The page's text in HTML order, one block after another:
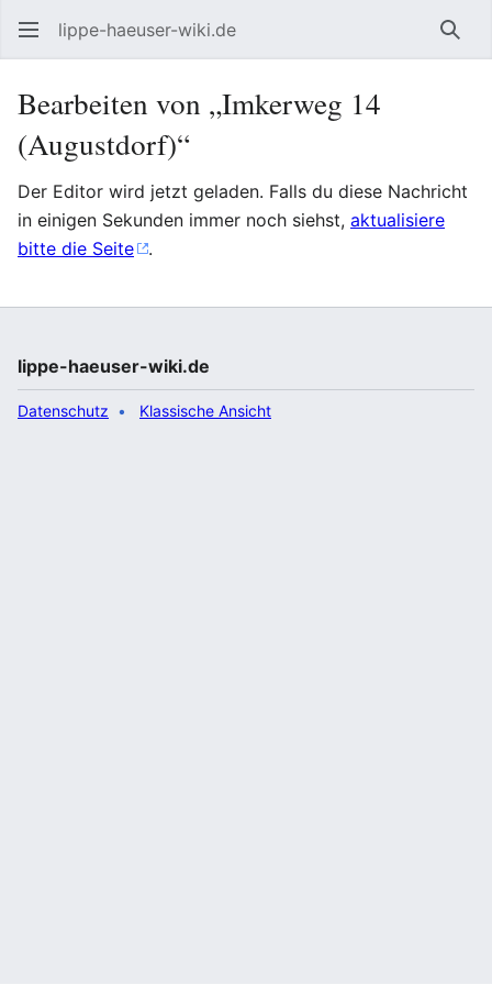
lippe-haeuser-wiki.de
Bearbeiten von „Imkerweg 14
(Augustdorf)“
Der Editor wird jetzt geladen. Falls du diese Nachricht
in einigen Sekunden immer noch siehst, aktualisiere
bitte die Seite
.
lippe-haeuser-wiki.de
Datenschutz Klassische Ansicht